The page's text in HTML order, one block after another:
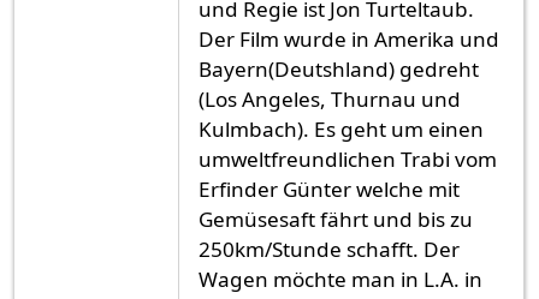
und Regie ist Jon Turteltaub.
Der Film wurde in Amerika und
Bayern(Deutshland) gedreht
(Los Angeles, Thurnau und
Kulmbach). Es geht um einen
umweltfreundlichen Trabi vom
Erfinder Günter welche mit
Gemüsesaft fährt und bis zu
250km/Stunde schafft. Der
Wagen möchte man in L.A. in